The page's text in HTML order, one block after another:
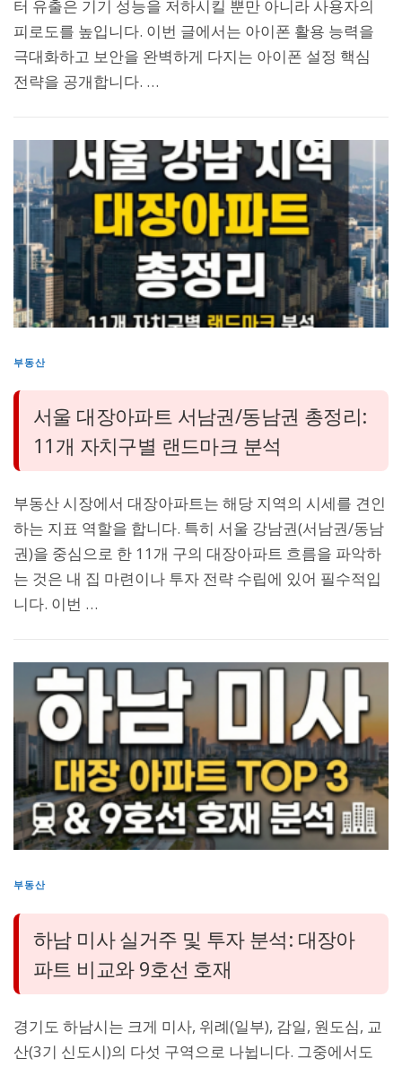
터 유출은 기기 성능을 저하시킬 뿐만 아니라 사용자의
피로도를 높입니다. 이번 글에서는 아이폰 활용 능력을
극대화하고 보안을 완벽하게 다지는 아이폰 설정 핵심
전략을 공개합니다. …
부동산
서울 대장아파트 서남권/동남권 총정리:
11개 자치구별 랜드마크 분석
부동산 시장에서 대장아파트는 해당 지역의 시세를 견인
하는 지표 역할을 합니다. 특히 서울 강남권(서남권/동남
권)을 중심으로 한 11개 구의 대장아파트 흐름을 파악하
는 것은 내 집 마련이나 투자 전략 수립에 있어 필수적입
니다. 이번 …
부동산
하남 미사 실거주 및 투자 분석: 대장아
파트 비교와 9호선 호재
경기도 하남시는 크게 미사, 위례(일부), 감일, 원도심, 교
산(3기 신도시)의 다섯 구역으로 나뉩니다. 그중에서도